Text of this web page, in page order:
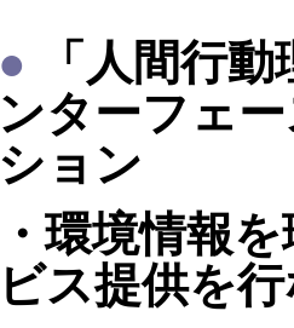
● 「人間行
ンターフェ
ション
・環境情報
ビス提供を